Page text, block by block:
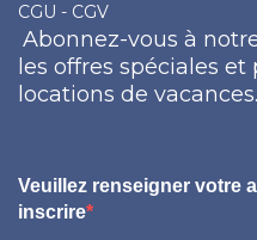
CGU - CGV
Abonnez-vous à
les offres spéciales
locations de vacances.
Veuillez renseigner votre
inscrire